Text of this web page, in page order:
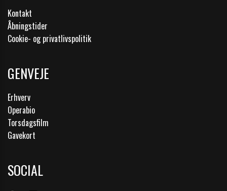
Kontakt
Åbningstider
Cookie- og privatlivspolitik
GENVEJE
Erhverv
Operabio
Torsdagsfilm
Gavekort
SOCIAL